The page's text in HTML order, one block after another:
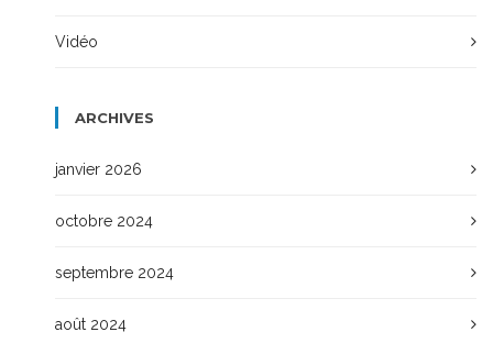
Vidéo
ARCHIVES
janvier 2026
octobre 2024
septembre 2024
août 2024